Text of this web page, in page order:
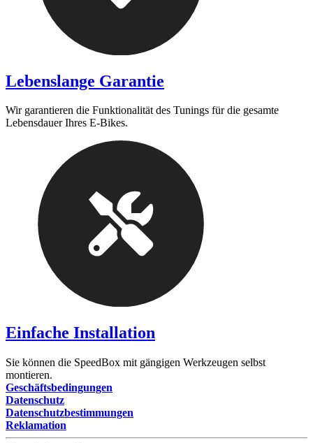
Lebenslange Garantie
Wir garantieren die Funktionalität des Tunings für die gesamte
Lebensdauer Ihres E-Bikes.
Einfache Installation
Sie können die SpeedBox mit gängigen Werkzeugen selbst
montieren.
Geschäftsbedingungen
Datenschutz
Datenschutzbestimmungen
Reklamation